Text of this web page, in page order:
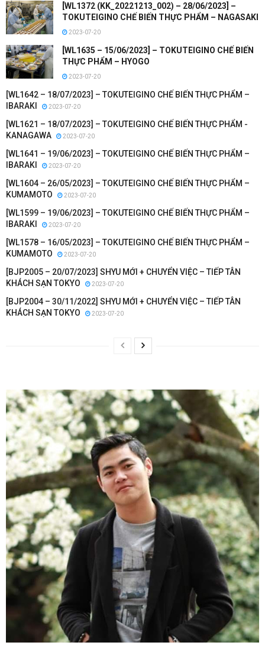
[WL1372 (KK_20221213_002) – 28/06/2023] –
TOKUTEIGINO CHẾ BIẾN THỰC PHẨM – NAGASAKI
2023-07-20
[WL1635 – 15/06/2023] – TOKUTEIGINO CHẾ BIẾN
THỰC PHẨM – HYOGO
2023-07-20
[WL1642 – 18/07/2023] – TOKUTEIGINO CHẾ BIẾN THỰC PHẨM –
IBARAKI
2023-07-20
[WL1621 – 18/07/2023] – TOKUTEIGINO CHẾ BIẾN THỰC PHẨM -
KANAGAWA
2023-07-20
[WL1641 – 19/06/2023] – TOKUTEIGINO CHẾ BIẾN THỰC PHẨM –
IBARAKI
2023-07-20
[WL1604 – 26/05/2023] – TOKUTEIGINO CHẾ BIẾN THỰC PHẨM –
KUMAMOTO
2023-07-20
[WL1599 – 19/06/2023] – TOKUTEIGINO CHẾ BIẾN THỰC PHẨM –
IBARAKI
2023-07-20
[WL1578 – 16/05/2023] – TOKUTEIGINO CHẾ BIẾN THỰC PHẨM –
KUMAMOTO
2023-07-20
[BJP2005 – 20/07/2023] SHYU MỚI + CHUYỂN VIỆC – TIẾP TÂN
KHÁCH SẠN TOKYO
2023-07-20
[BJP2004 – 30/11/2022] SHYU MỚI + CHUYỂN VIỆC – TIẾP TÂN
KHÁCH SẠN TOKYO
2023-07-20